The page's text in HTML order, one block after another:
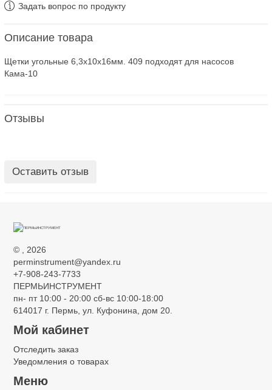
Задать вопрос по продукту
Описание товара
Щетки угольные 6,3х10х16мм. 409 подходят для насосов
Кама-10
Отзывы
Оставить отзыв
©
, 2026
perminstrument@yandex.ru
+7-908-243-7733
ПЕРМЬИНСТРУМЕНТ
пн- пт 10:00 - 20:00 сб-вс 10:00-18:00
614017 г. Пермь, ул. Куфонина, дом 20.
Мой кабинет
Отследить заказ
Уведомления о товарах
Меню